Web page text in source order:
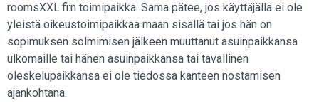
roomsXXL.fi:n toimipaikka. Sama pätee, jos käyttäjällä ei ole
yleistä oikeustoimipaikkaa maan sisällä tai jos hän on
sopimuksen solmimisen jälkeen muuttanut asuinpaikkansa
ulkomaille tai hänen asuinpaikkansa tai tavallinen
oleskelupaikkansa ei ole tiedossa kanteen nostamisen
ajankohtana.